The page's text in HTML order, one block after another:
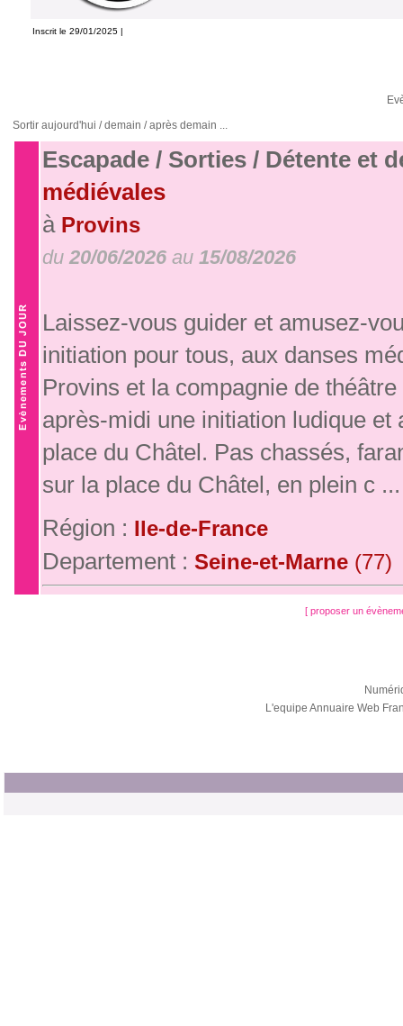
Inscrit le 29/01/2025 |
Sortir aujourd'hui / demain / après demain ...
Escapade / Sorties / Détente et
médiévales
à Provins
du 20/06/2026 au 15/08/2026
Laissez-vous guider et amusez-
initiation pour tous, aux danses
Provins et la compagnie de
après-midi une initiation ludique
place du Châtel. Pas chassés,
sur la place du Châtel, en plein c ...
Région : Ile-de-France
Departement : Seine-et-Marne (77)
[ proposer un
L'equipe Annuaire Web